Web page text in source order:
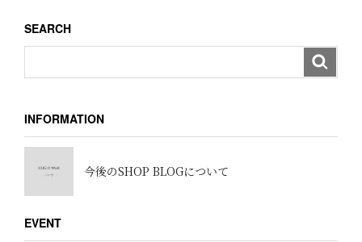
ン
SEARCH
INFORMATION
今後のSHOP BLOGについて
EVENT